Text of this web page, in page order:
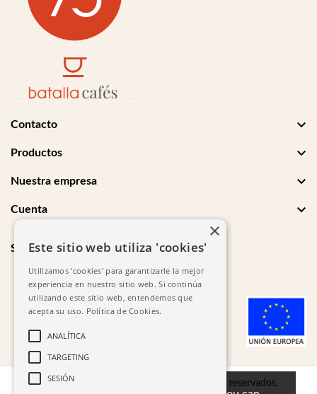
Contacto 
Productos 
Nuestra empresa 
Cuenta 
Síguenos
© 2026 - Cafés Batalla. Todos los derechos reservados.
Este sitio web utiliza 'cookies'
Utilizamos 'cookies' para garantizarle la mejor
experiencia en nuestro sitio web. Si continúa
utilizando este sitio web, entendemos que
acepta su uso. Política de Cookies.
ANALÍTICA
TARGETING
SESIÓN
×